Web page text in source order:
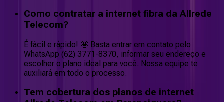
Como contratar a internet fibra da Allrede
Telecom?
É fácil e rápido! 🤩 Basta entrar em contato pelo
WhatsApp (62) 3771-8370, informar seu endereço e
escolher o plano ideal para você. Nossa equipe te
auxiliará em todo o processo.
Tem cobertura dos planos de internet